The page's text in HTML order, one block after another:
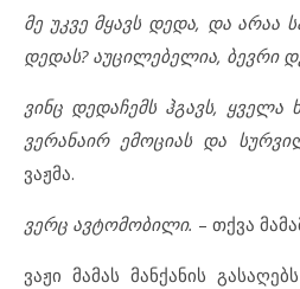
მე უკვე მყავს დედა, და არაა
დედას? აუცილებელია, ბევრი
ვინც დედაჩემს ჰგავს, ყველა
ვერანაირ ემოციას და
ვაჟმა.
ვერც ავტომობილი. – თქვა
ვაჟი მამას მანქანის